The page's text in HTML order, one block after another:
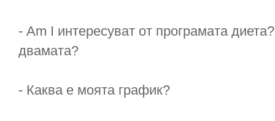
- Am I интересуват от програмата
двамата?
- Каква е моята график?